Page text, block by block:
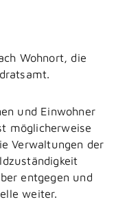
Wohnort, die
und Einwohner
möglicherweise
Verwaltungen der
entgegen und
weiter.